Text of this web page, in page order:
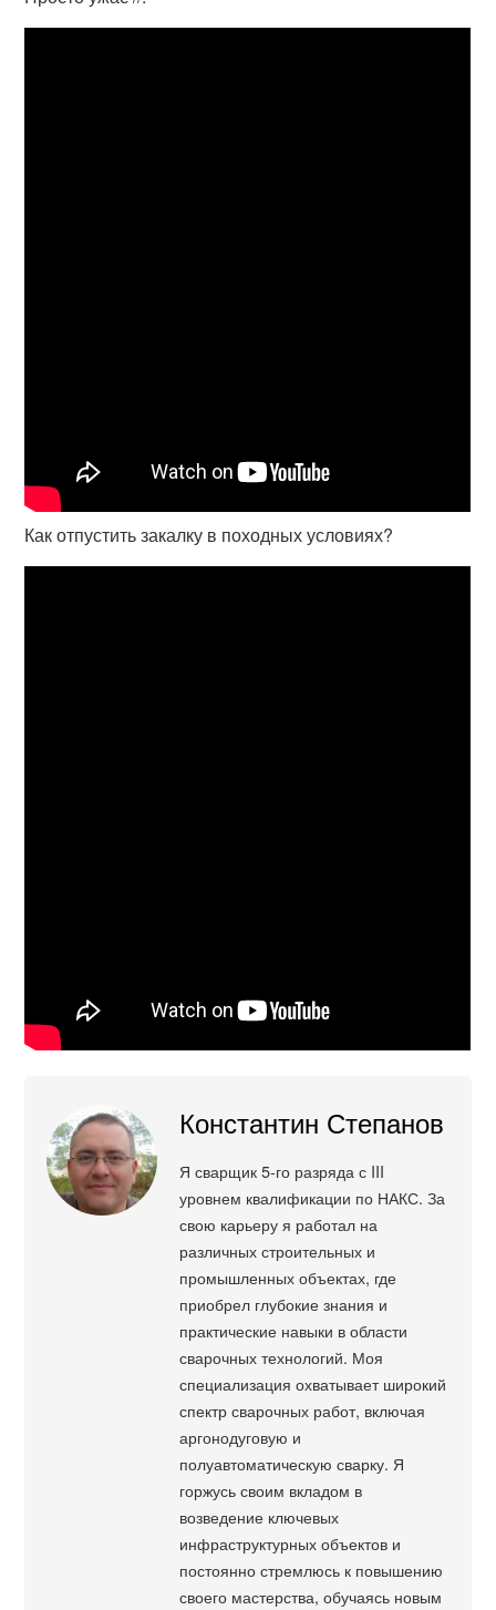
Как отпустить закалку в походных условиях?
Константин Степанов
Я сварщик 5-го разряда с III
уровнем квалификации по НАКС. За
свою карьеру я работал на
различных строительных и
промышленных объектах, где
приобрел глубокие знания и
практические навыки в области
сварочных технологий. Моя
специализация охватывает широкий
спектр сварочных работ, включая
аргонодуговую и
полуавтоматическую сварку. Я
горжусь своим вкладом в
возведение ключевых
инфраструктурных объектов и
постоянно стремлюсь к повышению
своего мастерства, обучаясь новым